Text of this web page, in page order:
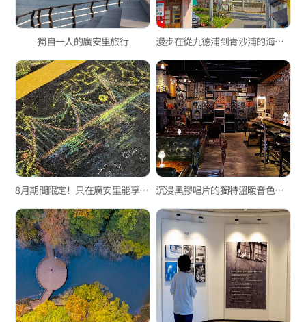
獨自一人的廣安里旅行 漫步在從九德浦到青沙浦的海岸棧道上的愉快一日
8月期間限定！只在廣安里能享受的特別活動 沉浸黑膠唱片的獨特溫暖音色之中，黑膠唱片酒吧&咖啡廳